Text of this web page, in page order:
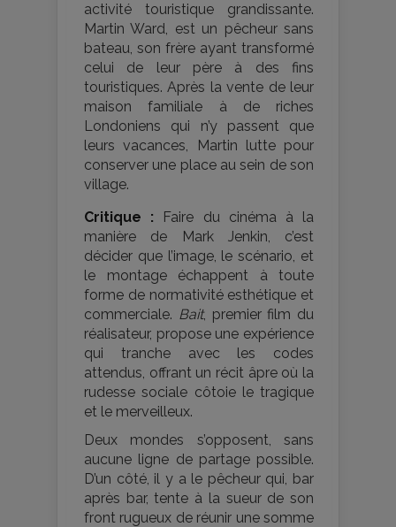
activité touristique grandissante.
Martin Ward, est un pêcheur sans
bateau, son frère ayant transformé
celui de leur père à des fins
touristiques. Après la vente de leur
maison familiale à de riches
Londoniens qui n’y passent que
leurs vacances, Martin lutte pour
conserver une place au sein de son
village.
Critique : Faire du cinéma à la
manière de Mark Jenkin, c’est
décider que l’image, le scénario, et
le montage échappent à toute
forme de normativité esthétique et
commerciale. Bait, premier film du
réalisateur, propose une expérience
qui tranche avec les codes
attendus, offrant un récit âpre où la
rudesse sociale côtoie le tragique
et le merveilleux.
Deux mondes s’opposent, sans
aucune ligne de partage possible.
D’un côté, il y a le pêcheur qui, bar
après bar, tente à la sueur de son
front rugueux de réunir une somme